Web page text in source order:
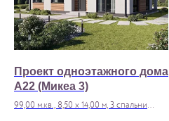
Проект одноэтажного дома
A22 (Микеа 3)
99,00 м.кв., 8,50 х 14,00 м, 3 спальни